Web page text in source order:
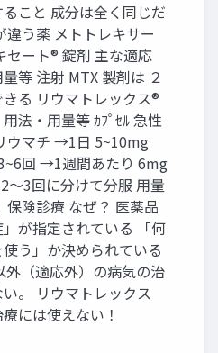
こと 成分は全く同じだ
違う薬 メトトレキサー
セート® 錠剤 主な適応
等 注射 MTX 製剤は ２
る リウマトレックス®
法・用量等 ｶﾌﾟｾﾙ 急性
ウマチ →1日 5~10mg
回 →1週間あたり 6mg
〜3回に分けて分服 用量
保険診療 なぜ？ 医薬品
が指定されている 「何
う」か決められている
外（適応外）の病気の治
。 リウマトレックス
には使えない！